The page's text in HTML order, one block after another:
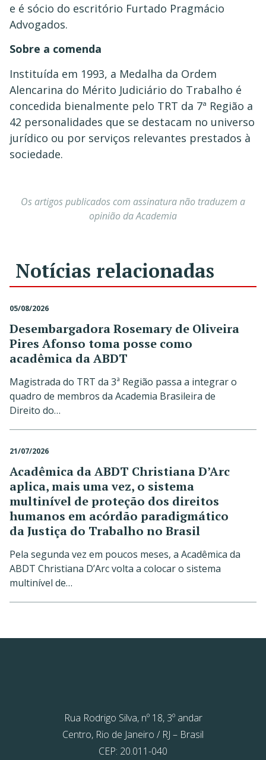
e é sócio do escritório Furtado Pragmácio
Advogados.
Sobre a comenda
Instituída em 1993, a Medalha da Ordem
Alencarina do Mérito Judiciário do Trabalho é
concedida bienalmente pelo TRT da 7ª Região a
42 personalidades que se destacam no universo
jurídico ou por serviços relevantes prestados à
sociedade.
Os artigos publicados com assinatura não traduzem a
opinião da Academia
Notícias relacionadas
05/08/2026
Desembargadora Rosemary de Oliveira
Pires Afonso toma posse como
acadêmica da ABDT
Magistrada do TRT da 3ª Região passa a integrar o
quadro de membros da Academia Brasileira de
Direito do…
21/07/2026
Acadêmica da ABDT Christiana D’Arc
aplica, mais uma vez, o sistema
multinível de proteção dos direitos
humanos em acórdão paradigmático
da Justiça do Trabalho no Brasil
Pela segunda vez em poucos meses, a Acadêmica da
ABDT Christiana D’Arc volta a colocar o sistema
multinível de…
Rua Rodrigo Silva, nº 18, 3º andar
Centro, Rio de Janeiro / RJ – Brasil
CEP: 20.011-040